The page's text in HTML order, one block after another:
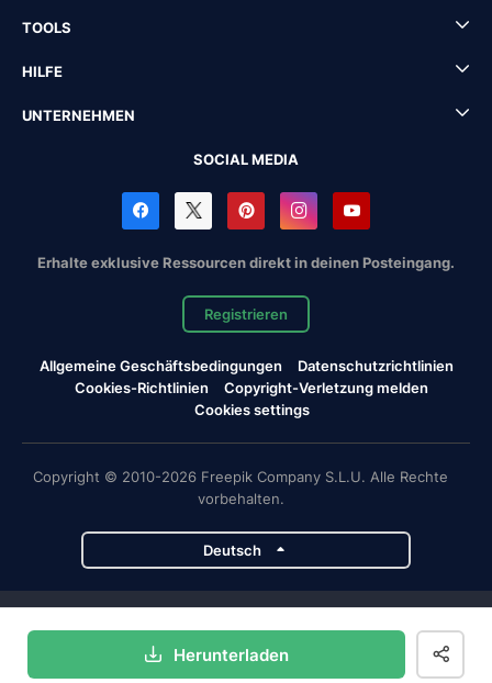
Herunterladen
TOOLS
HILFE
UNTERNEHMEN
SOCIAL MEDIA
Erhalte exklusive Ressourcen direkt in deinen Posteingang.
Registrieren
Allgemeine Geschäftsbedingungen
Datenschutzrichtlinien
Cookies-Richtlinien
Copyright-Verletzung melden
Cookies settings
Copyright © 2010-2026 Freepik Company S.L.U. Alle Rechte
vorbehalten.
Deutsch
Magnific Flaticon